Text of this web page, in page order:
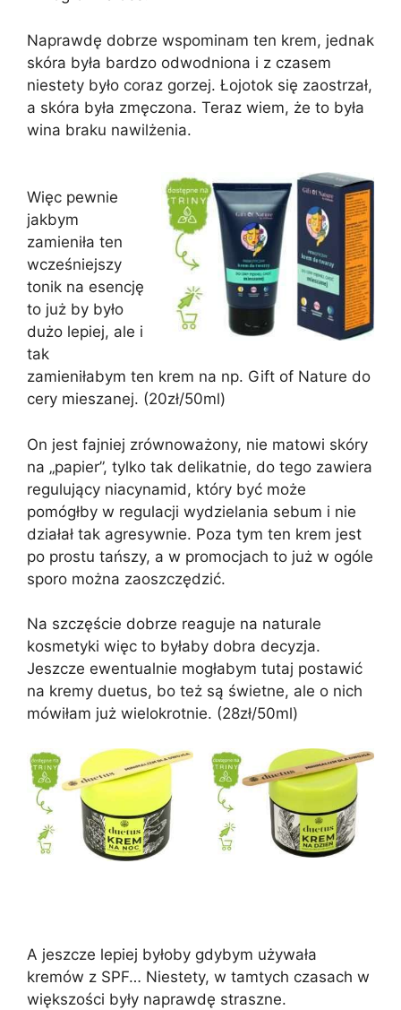
Naprawdę dobrze wspominam ten krem, jednak
skóra była bardzo odwodniona i z czasem
niestety było coraz gorzej. Łojotok się zaostrzał,
a skóra była zmęczona. Teraz wiem, że to była
wina braku nawilżenia.
Więc pewnie
jakbym
zamieniła ten
wcześniejszy
tonik na esencję
to już by było
dużo lepiej, ale i
tak
zamieniłabym ten krem na np. Gift of Nature do
cery mieszanej. (20zł/50ml)
On jest fajniej zrównoważony, nie matowi skóry
na „papier”, tylko tak delikatnie, do tego zawiera
regulujący niacynamid, który być może
pomógłby w regulacji wydzielania sebum i nie
działał tak agresywnie. Poza tym ten krem jest
po prostu tańszy, a w promocjach to już w ogóle
sporo można zaoszczędzić.
Na szczęście dobrze reaguje na naturale
kosmetyki więc to byłaby dobra decyzja.
Jeszcze ewentualnie mogłabym tutaj postawić
na kremy duetus, bo też są świetne, ale o nich
mówiłam już wielokrotnie. (28zł/50ml)
A jeszcze lepiej byłoby gdybym używała
kremów z SPF… Niestety, w tamtych czasach w
większości były naprawdę straszne.